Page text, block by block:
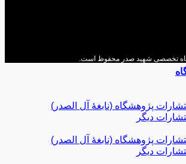
شهید صدر محفوظ است.
پژوهشگاه (نابغۀ آل الصدر)
دیگر
پژوهشگاه (نابغۀ آل الصدر)
دیگر